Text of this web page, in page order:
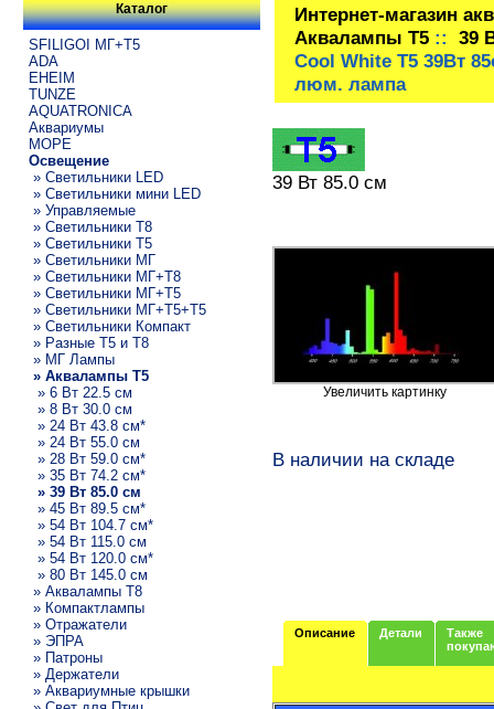
Каталог
SFILIGOI МГ+Т5
ADA
EHEIM
TUNZE
AQUATRONICA
Аквариумы
МОРЕ
Освещение
» Светильники LED
» Светильники мини LED
» Управляемые
» Светильники T8
» Светильники T5
» Светильники МГ
» Светильники МГ+T8
» Светильники МГ+T5
» Светильники МГ+T5+T5
» Светильники Компакт
» Разные T5 и T8
» МГ Лампы
» Аквалампы T5
» 6 Вт 22.5 см
» 8 Вт 30.0 см
» 24 Вт 43.8 см*
» 24 Вт 55.0 см
» 28 Вт 59.0 см*
» 35 Вт 74.2 см*
» 39 Вт 85.0 см
» 45 Вт 89.5 см*
» 54 Вт 104.7 см*
» 54 Вт 115.0 см
» 54 Вт 120.0 см*
» 80 Вт 145.0 см
» Аквалампы T8
» Компактлампы
» Отражатели
» ЭПРА
» Патроны
» Держатели
» Аквариумные крышки
Интернет-магазин
Аквалампы T5:: 39
Cool White T5 39Вт
люм. лампа
39 Вт 85.0 см
Увеличить картинку
В наличии на складе
Описание Детали
Также